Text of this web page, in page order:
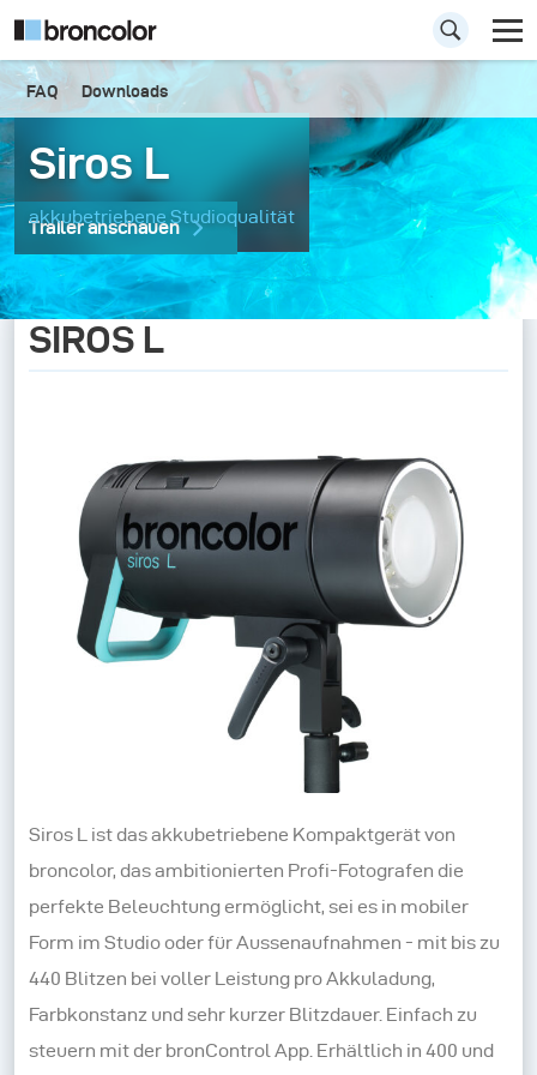
FAQ Downloads
Siros L
akkubetriebene Studioqualität
Trailer anschauen
SIROS L
Siros L ist das akkubetriebene Kompaktgerät von
broncolor, das ambitionierten Profi-Fotografen die
perfekte Beleuchtung ermöglicht, sei es in mobiler
Form im Studio oder für Aussenaufnahmen - mit bis zu
440 Blitzen bei voller Leistung pro Akkuladung,
Farbkonstanz und sehr kurzer Blitzdauer. Einfach zu
steuern mit der bronControl App. Erhältlich in 400 und